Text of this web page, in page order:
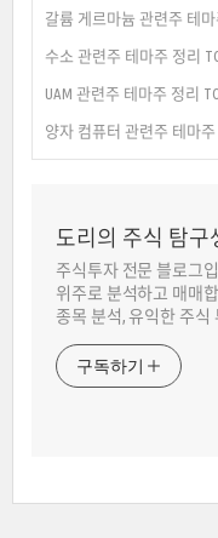
갈륨 게르마늄 관련주 테마
수소 관련주 테마주 정리
UAM 관련주 테마주 정리
양자 컴퓨터 관련주 테마주
도리의 주식 탐구
주식투자 전문 블로그
위주로 분석하고 매매
종목 분석, 유익한 주식
구독하기